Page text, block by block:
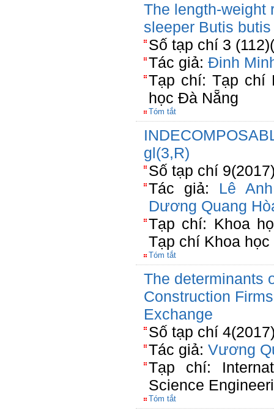
The length-weight
sleeper Butis butis
Số tạp chí 3
Tác giả: Đinh
Tạp chí: Tạp chí
học Đà Nẵng
Tóm tắt
gl(3,R)
Số tạp chí
Tác giả: Lê
Dương Quang
Tạp chí: Khoa
Tạp chí Khoa
Tóm tắt
The determinants
Construction
Exchange
Số tạp chí
Tác giả: Vương
Tạp chí:
Science
Tóm tắt